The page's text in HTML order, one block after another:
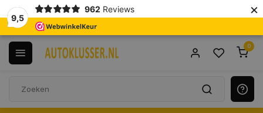
9,5
962 Reviews ×
0